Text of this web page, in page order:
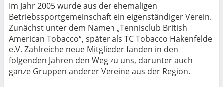
Im Jahr 2005 wurde aus der ehemaligen
Betriebssportgemeinschaft ein eigenständiger Verein.
Zunächst unter dem Namen „Tennisclub British
American Tobacco“, später als TC Tobacco Hakenfelde
e.V. Zahlreiche neue Mitglieder fanden in den
folgenden Jahren den Weg zu uns, darunter auch
ganze Gruppen anderer Vereine aus der Region.